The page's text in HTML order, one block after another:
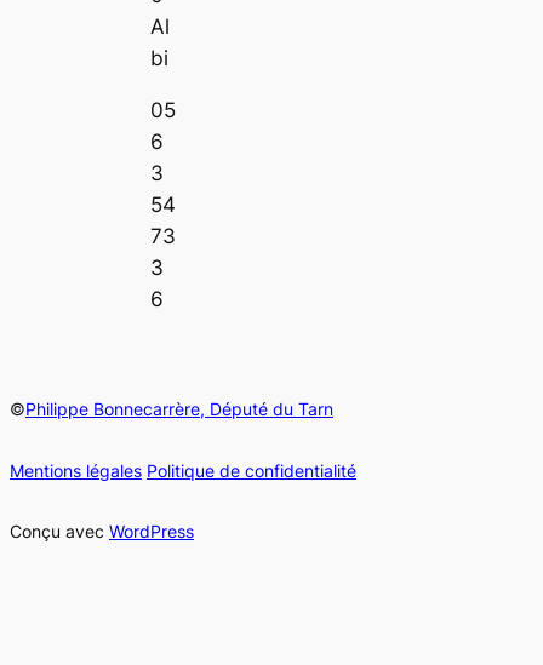
Al
bi
05
6
3
54
73
3
6
©Philippe Bonnecarrère, Député du Tarn
Mentions légales Politique de confidentialité
Conçu avec WordPress